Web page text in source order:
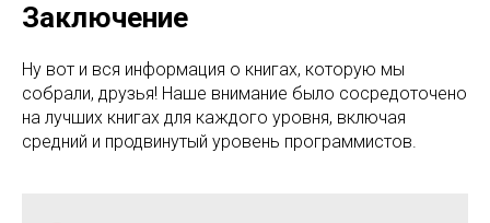
Заключение
Ну вот и вся информация о книгах, которую мы
собрали, друзья! Наше внимание было сосредоточено
на лучших книгах для каждого уровня, включая
средний и продвинутый уровень программистов.